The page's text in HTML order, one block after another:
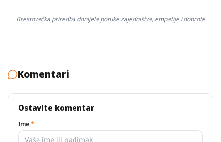
Brestovačka priredba donijela poruke zajedništva, empatije i dobrote
Komentari
Ostavite komentar
Ime*